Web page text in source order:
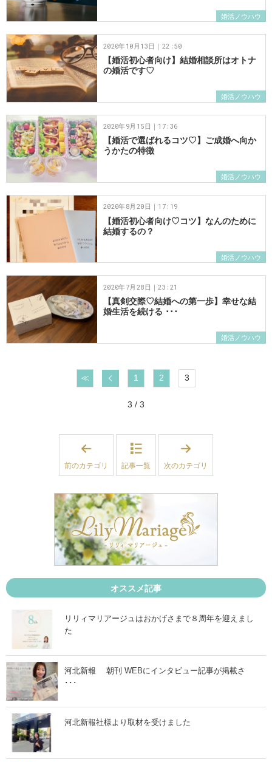
婚活ノウハウ
婚活ノウハウ
【婚活初心者向け】結婚相談所はオトナ
の婚活です♡
2020年10月13日｜22:50
婚活ノウハウ
【婚活で選ばれるコツ♡】ご成婚へ向か
うかたの特徴
2020年9月15日｜17:36
婚活ノウハウ
【婚活初心者向け♡コツ】なんのために
結婚するの？
2020年8月20日｜17:19
婚活ノウハウ
【真剣交際♡結婚への第一歩】幸せな結
婚生活を続ける ･･･
2020年7月28日｜23:21
≪
前へ 1 2 3
3 / 3
ク
ッ
ク
」
前のカテゴリ 記事一覧
業
」
次のカテゴリ
オススメ記事
リリィマリアージュはおかげさまで８周年を迎えまし
た
河北新報 朝刊 WEBにインタビュー記事が掲載さ
･･･
河北新報社様より取材を受けました